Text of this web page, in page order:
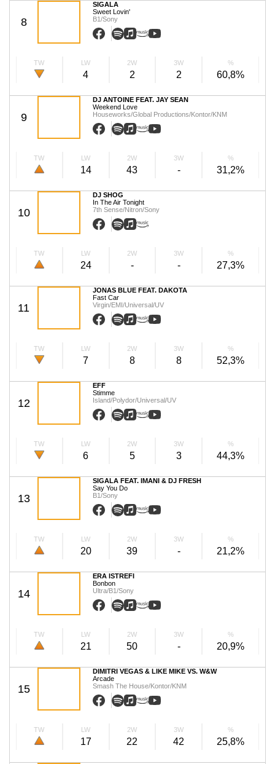
8
SIGALA
Sweet Lovin'
B1/Sony
TW LW
4
2W
2
3W
2
%
60,8%
9
DJ ANTOINE FEAT. JAY SEAN
Weekend Love
Houseworks/Global Productions/Kontor/KNM
TW LW
14
2W
43
3W
-
%
31,2%
10
DJ SHOG
In The Air Tonight
7th Sense/Nitron/Sony
TW LW
24
2W
-
3W
-
%
27,3%
11
JONAS BLUE FEAT. DAKOTA
Fast Car
Virgin/EMI/Universal/UV
TW LW
7
2W
8
3W
8
%
52,3%
12
EFF
Stimme
Island/Polydor/Universal/UV
TW LW
6
2W
5
3W
3
%
44,3%
13
SIGALA FEAT. IMANI & DJ FRESH
Say You Do
B1/Sony
TW LW
20
2W
39
3W
-
%
21,2%
14
ERA ISTREFI
Bonbon
Ultra/B1/Sony
TW LW
21
2W
50
3W
-
%
20,9%
15
DIMITRI VEGAS & LIKE MIKE VS. W&W
Arcade
Smash The House/Kontor/KNM
TW LW
17
2W
22
3W
42
%
25,8%